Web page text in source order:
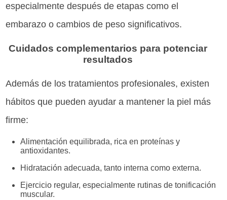
especialmente después de etapas como el
embarazo o cambios de peso significativos.
Cuidados complementarios para potenciar
resultados
Además de los tratamientos profesionales, existen
hábitos que pueden ayudar a mantener la piel más
firme:
Alimentación equilibrada, rica en proteínas y
antioxidantes.
Hidratación adecuada, tanto interna como externa.
Ejercicio regular, especialmente rutinas de tonificación
muscular.